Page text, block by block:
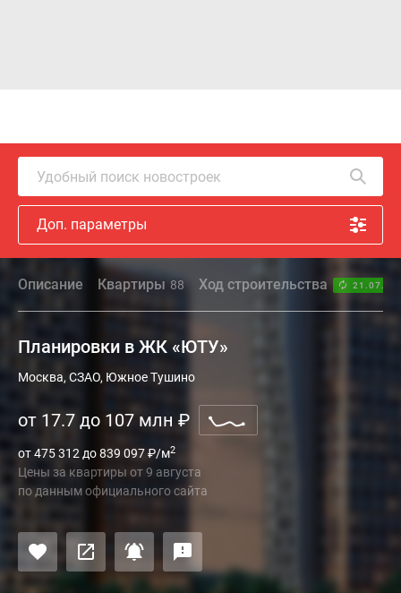
Удобный поиск новостроек
Доп. параметры
Описание Квартиры 88 Ход строительства 21.07.26
Планировки в ЖК «ЮТУ»
Москва, СЗАО, Южное Тушино
от 17.7 до 107 млн ₽
от 475 312 до 839 097₽/м2
Цены за квартиры от9 августа
по данным официального сайта